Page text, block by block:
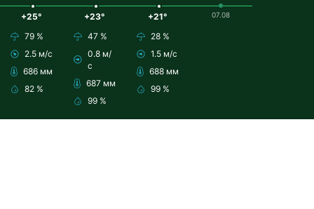
+25°
79 %
2.5 м/с
686 мм
82 %
+23°
47 %
0.8 м/
с
687 мм
99 %
+21°
28 %
1.5 м/с
688 мм
99 %
07.08